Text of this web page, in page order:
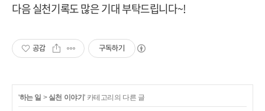
다음 실천기록도 많은 기대 부탁드립니다~!
공감 구독하기
'하는 일 > 실천 이야기' 카테고리의 다른 글